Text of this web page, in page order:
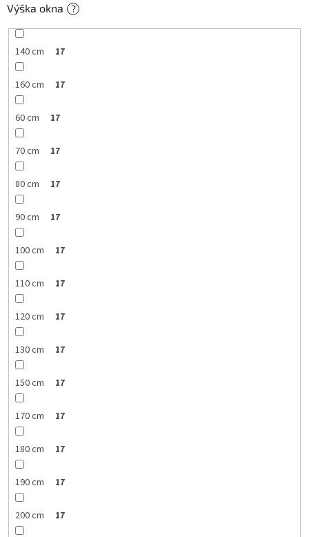
Výška okna ?
140 cm 17
160 cm 17
60 cm 17
70 cm 17
80 cm 17
90 cm 17
100 cm 17
110 cm 17
120 cm 17
130 cm 17
150 cm 17
170 cm 17
180 cm 17
190 cm 17
200 cm 17